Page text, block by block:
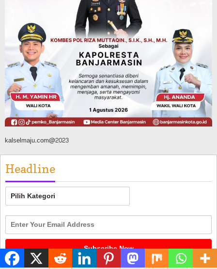
Advertorial Pemkab Balangan
Silaturahmi ke DPRD Balangan, Kapolres
AKBP Arif Mansyur Perkuat Koordinasi
Keamanan Daerah
Agustus 6, 2026
kalselmaju.com@2023
Headline
Headline